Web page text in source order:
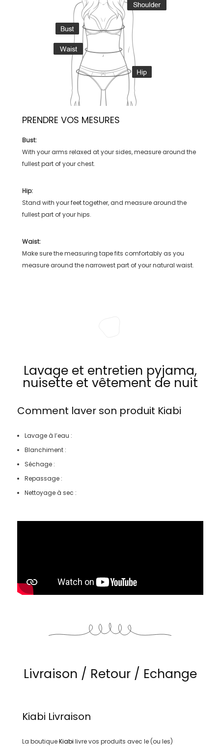
PRENDRE VOS MESURES
Bust:
With your arms relaxed at your sides, measure around the
fullest part of your chest.
Hip:
Stand with your feet together, and measure around the
fullest part of your hips.
Waist:
Make sure the measuring tape fits comfortably as you
measure around the narrowest part of your natural waist.
Lavage et entretien pyjama,
nuisette et vêtement de nuit
Comment laver son produit Kiabi
Lavage à l’eau :
Blanchiment :
Séchage :
Repassage :
Nettoyage à sec :
Livraison / Retour / Echange
Kiabi Livraison
La boutiqueKiabi livre vos produits avec le (ou les)